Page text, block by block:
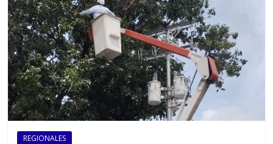
REGIONALES